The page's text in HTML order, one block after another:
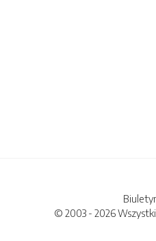
© 2003 - 2026